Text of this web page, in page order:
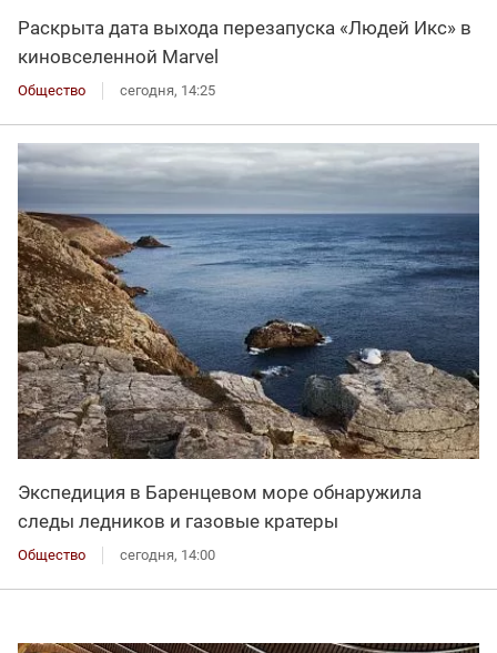
Раскрыта дата выхода перезапуска «Людей Икс» в
киновселенной Marvel
Общество сегодня, 14:25
Экспедиция в Баренцевом море обнаружила
следы ледников и газовые кратеры
Общество сегодня, 14:00